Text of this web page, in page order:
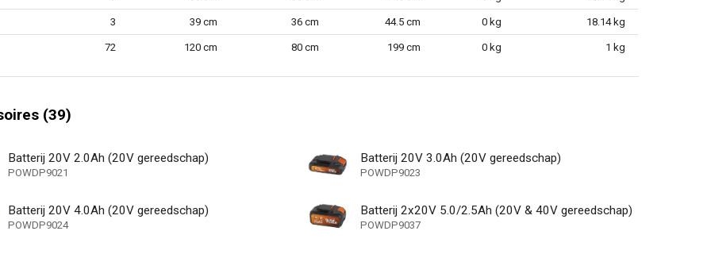
(aantal)
laadtijd ACDC
snelheidsregeling
koppel
3 39 cm 36 cm 44.5 cm 0 kg 18.14 kg
72 120 cm 80 cm 199 cm 0 kg 1 kg
(39)
Batterij 20V 2.0Ah (20V gereedschap)
POWDP9021
Batterij 20V 3.0Ah (20V gereedschap)
POWDP9023
Batterij 20V 4.0Ah (20V gereedschap)
POWDP9024
Batterij 2x20V 5.0/2.5Ah (20V & 40V gereedschap)
POWDP9037